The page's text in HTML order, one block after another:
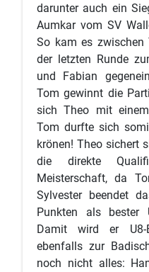
darunter auch ein
Aumkar vom SV
So kam es zwischen
der letzten Runde
und Fabian
Tom gewinnt die
sich Theo mit
Tom durfte sich
krönen! Theo sichert
die direkte
Meisterschaft, da
Sylvester beendet
Punkten als bester
Damit wird er U8-
ebenfalls zur
noch nicht alles: